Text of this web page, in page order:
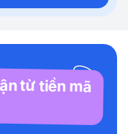
từ tiền mã